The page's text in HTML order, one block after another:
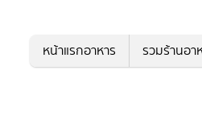
หน้าแรกอาหาร รวมร้านอา